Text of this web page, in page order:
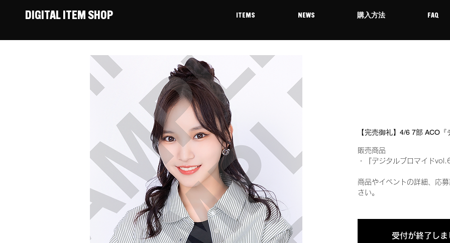
DIGITAL ITEM SHOP ITEMS NEWS 購入方法 FAQ
【完売御礼】4/6 7部 ACO
販売商品
・『デジタルブロマイド
商品やイベントの詳細、応
さい。
受付が終了しま